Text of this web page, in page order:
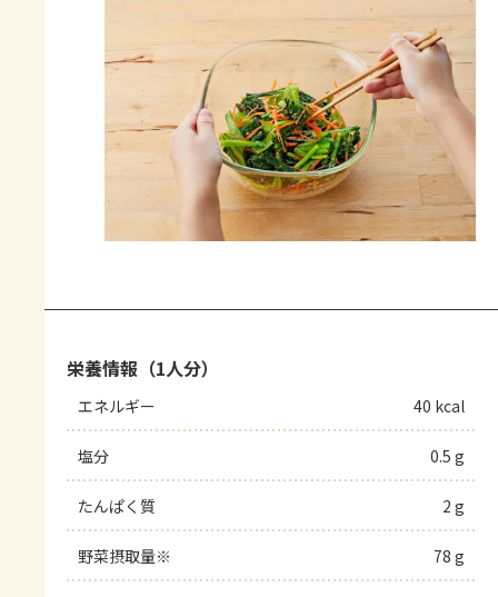
栄養情報（1人分）
エネルギー 40 kcal
塩分 0.5 g
たんぱく質 2 g
野菜摂取量※ 78 g